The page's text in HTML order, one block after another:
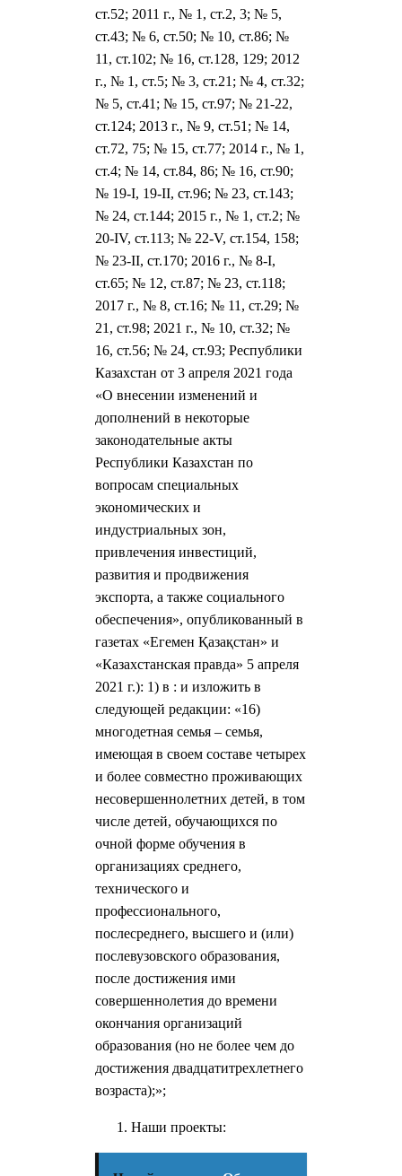
ст.52; 2011 г., № 1, ст.2, 3; № 5,
ст.43; № 6, ст.50; № 10, ст.86; №
11, ст.102; № 16, ст.128, 129; 2012
г., № 1, ст.5; № 3, ст.21; № 4, ст.32;
№ 5, ст.41; № 15, ст.97; № 21-22,
ст.124; 2013 г., № 9, ст.51; № 14,
ст.72, 75; № 15, ст.77; 2014 г., № 1,
ст.4; № 14, ст.84, 86; № 16, ст.90;
№ 19-I, 19-II, ст.96; № 23, ст.143;
№ 24, ст.144; 2015 г., № 1, ст.2; №
20-IV, ст.113; № 22-V, ст.154, 158;
№ 23-II, ст.170; 2016 г., № 8-I,
ст.65; № 12, ст.87; № 23, ст.118;
2017 г., № 8, ст.16; № 11, ст.29; №
21, ст.98; 2021 г., № 10, ст.32; №
16, ст.56; № 24, ст.93; Республики
Казахстан от 3 апреля 2021 года
«О внесении изменений и
дополнений в некоторые
законодательные акты
Республики Казахстан по
вопросам специальных
экономических и
индустриальных зон,
привлечения инвестиций,
развития и продвижения
экспорта, а также социального
обеспечения», опубликованный в
газетах «Егемен Қазақстан» и
«Казахстанская правда» 5 апреля
2021 г.): 1) в : и изложить в
следующей редакции: «16)
многодетная семья – семья,
имеющая в своем составе четырех
и более совместно проживающих
несовершеннолетних детей, в том
числе детей, обучающихся по
очной форме обучения в
организациях среднего,
технического и
профессионального,
послесреднего, высшего и (или)
послевузовского образования,
после достижения ими
совершеннолетия до времени
окончания организаций
образования (но не более чем до
достижения двадцатитрехлетнего
возраста);»;
Наши проекты: